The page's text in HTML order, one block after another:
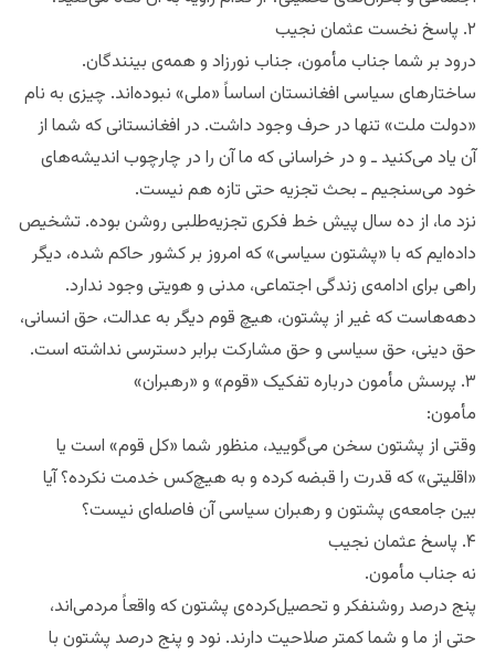
۲. پاسخ نخست عثمان نجیب
درود بر شما جناب مأمون، جناب نورزاد و همه‌ی بینندگان.
ساختارهای سیاسی افغانستان اساساً «ملی» نبوده‌اند. چیزی به نام
«دولت ملت» تنها در حرف وجود داشت. در افغانستانی که شما از
آن یاد می‌کنید ـ و در خراسانی که ما آن را در چارچوب اندیشه‌های
خود می‌سنجیم ـ بحث تجزیه حتی تازه هم نیست.
نزد ما، از ده سال پیش خط فکری تجزیه‌طلبی روشن بوده. تشخیص
داده‌ایم که با «پشتون سیاسی» که امروز بر کشور حاکم شده، دیگر
راهی برای ادامه‌ی زندگی اجتماعی، مدنی و هویتی وجود ندارد.
دهه‌هاست که غیر از پشتون، هیچ قوم دیگر به عدالت، حق انسانی،
حق دینی، حق سیاسی و حق مشارکت برابر دسترسی نداشته است.
۳. پرسش مأمون درباره تفکیک «قوم» و «رهبران»
مأمون:
وقتی از پشتون سخن می‌گویید، منظور شما «کل قوم» است یا
«اقلیتی» که قدرت را قبضه کرده و به هیچ‌کس خدمت نکرده؟ آیا
بین جامعه‌ی پشتون و رهبران سیاسی آن فاصله‌ای نیست؟
۴. پاسخ عثمان نجیب
نه جناب مأمون.
پنج درصد روشنفکر و تحصیل‌کرده‌ی پشتون که واقعاً مردمی‌اند،
حتی از ما و شما کمتر صلاحیت دارند. نود و پنج درصد پشتون با